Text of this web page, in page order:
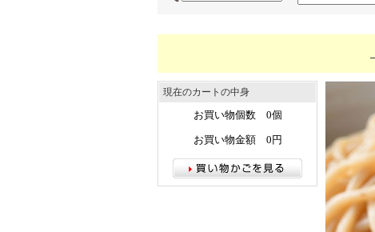
現在のカートの中身
お買い物個数 0個
お買い物金額 0円